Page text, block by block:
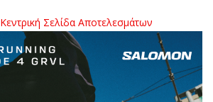
Κεντρική Σελίδα Αποτελεσμάτων